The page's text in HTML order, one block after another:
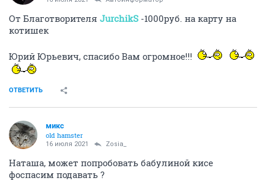
От Благотворителя JurchikS -1000руб. на карту на
котишек
Юрий Юрьевич, спасибо Вам огромное!!!
ОТВЕТИТЬ
микс
old hamster
16 июля 2021 Zosia_
Наташа, может попробовать бабулиной кисе
фоспасим подавать ?